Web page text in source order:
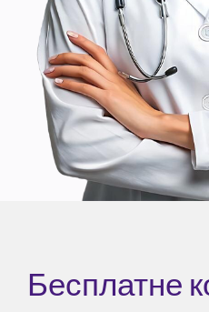
Бесплатне